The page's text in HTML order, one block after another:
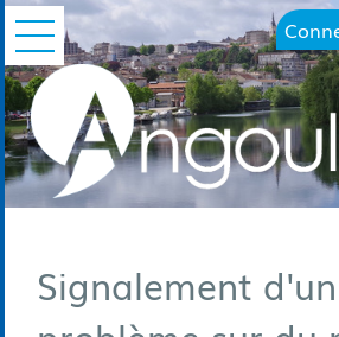
Ouvrir le menu
Signalement d'un